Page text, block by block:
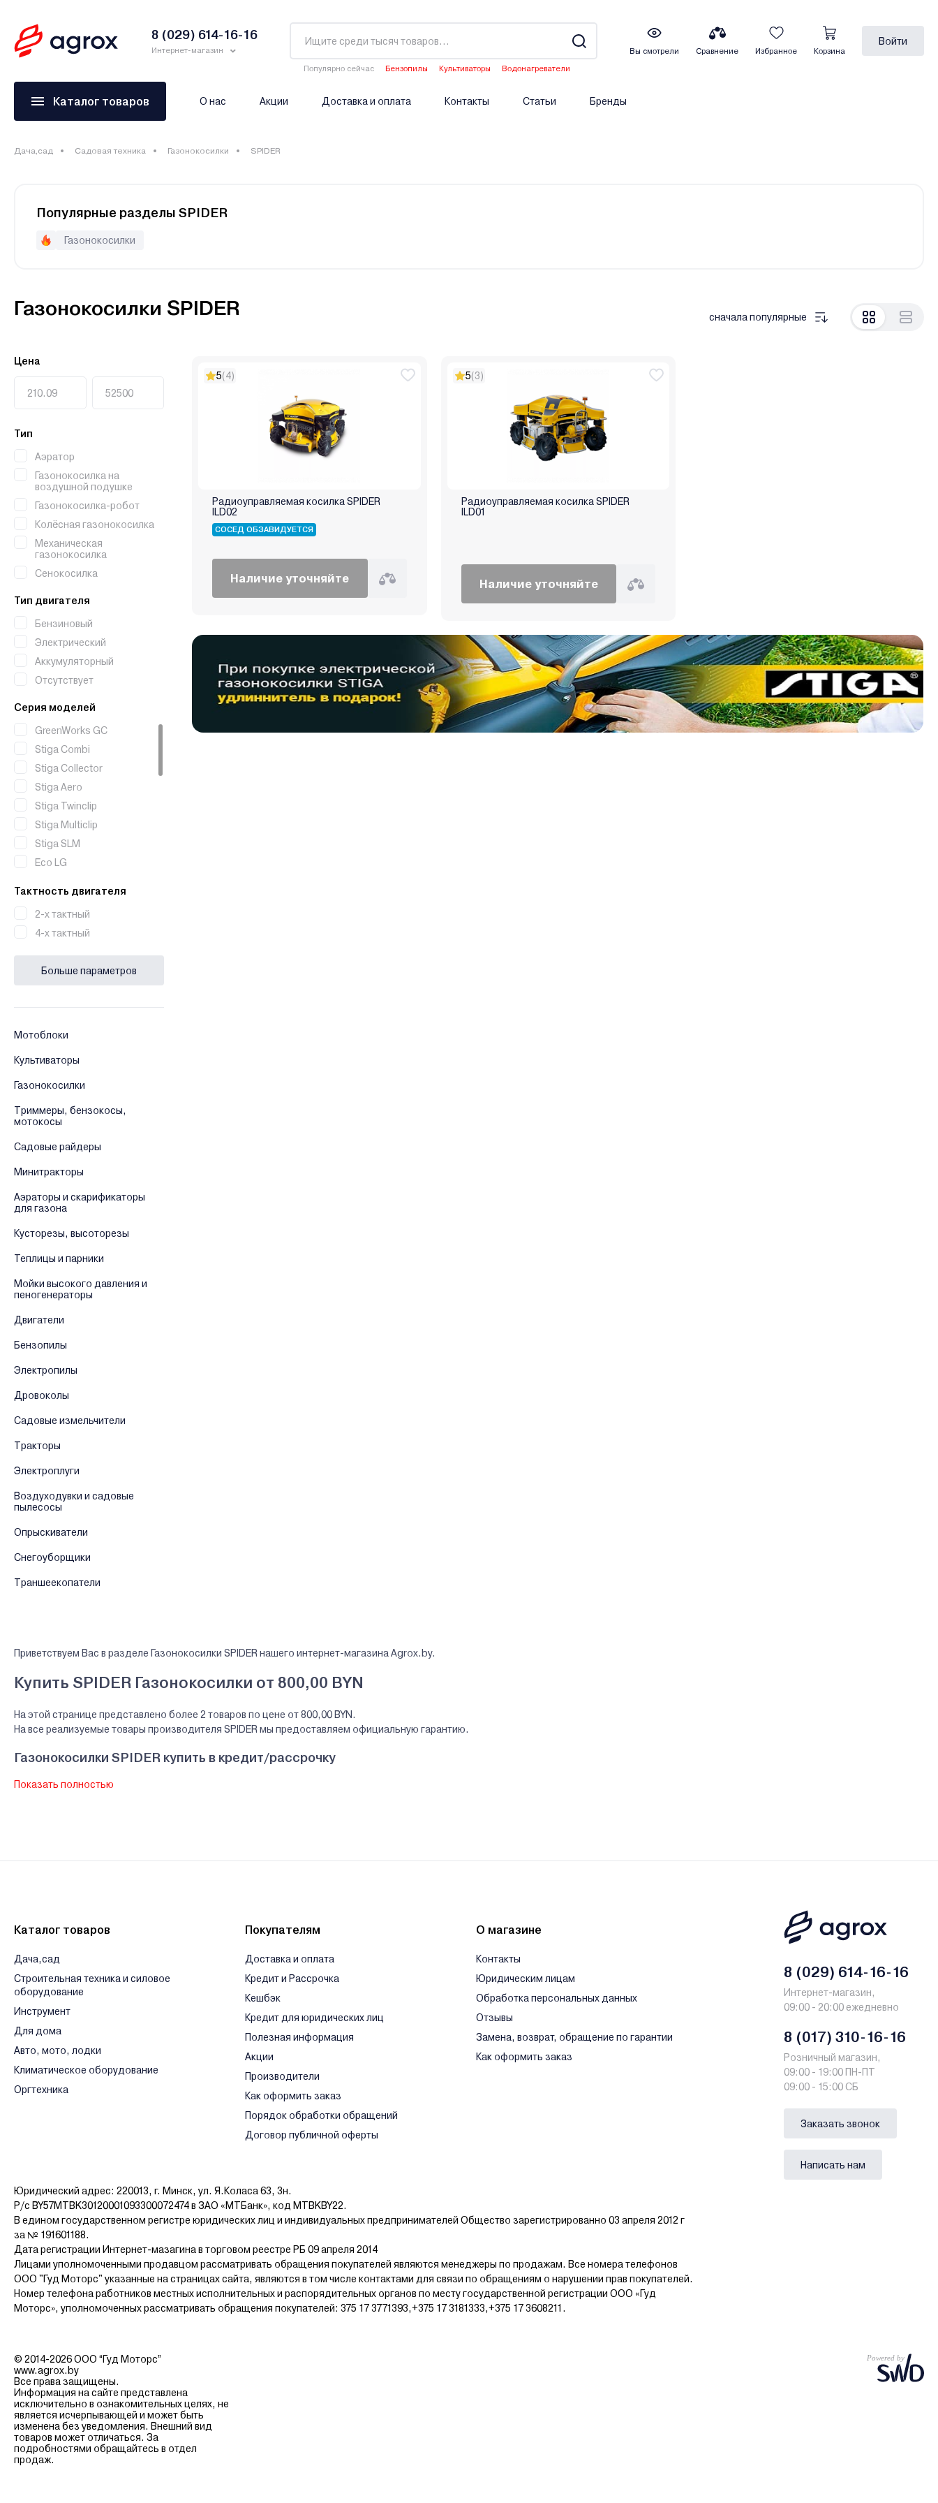
8 (029) 614-16-16
Интернет-магазин
Популярно сейчас Бензопилы Культиваторы
Водонагреватели
Вы смотрели Сравнение Избранное Корзина
Войти
Каталог товаров О нас Акции Доставка и оплата Контакты Статьи Бренды
Дача,сад Садовая техника Газонокосилки SPIDER
Популярные разделы SPIDER
Газонокосилки
Газонокосилки SPIDER сначала популярные
Цена
Тип
Аэратор
Газонокосилка на
воздушной подушке
Газонокосилка-робот
Колёсная газонокосилка
Механическая
газонокосилка
Сенокосилка
Тип двигателя
Бензиновый
Электрический
Аккумуляторный
Отсутствует
Серия моделей
GreenWorks GC
Stiga Combi
Stiga Collector
Stiga Aero
Stiga Twinclip
Stiga Multiclip
Stiga SLM
Eco LG
GreenWorks GD
Husqvarna Automower
Husqvarna LB
Husqvarna LC
Bosch AdvancedRotak
Makita DLM
Makita ELM
Makita PLM
Тактность двигателя
2-х тактный
4-х тактный
Больше параметров
Мотоблоки
Культиваторы
Газонокосилки
Триммеры, бензокосы,
мотокосы
Садовые райдеры
Минитракторы
Аэраторы и скарификаторы
для газона
Кусторезы, высоторезы
Теплицы и парники
Мойки высокого давления и
пеногенераторы
Двигатели
Бензопилы
Электропилы
Дровоколы
Садовые измельчители
Тракторы
Электроплуги
Воздуходувки и садовые
пылесосы
Опрыскиватели
Снегоуборщики
Траншеекопатели
5(4)
Радиоуправляемая косилка SPIDER
ILD02
СОСЕД ОБЗАВИДУЕТСЯ
Наличие уточняйте
5(3)
Радиоуправляемая косилка SPIDER
ILD01
Наличие уточняйте
Приветствуем Вас в разделе Газонокосилки SPIDER нашего интернет-магазина Agrox.by.
Купить SPIDER Газонокосилки от 800,00 BYN
На этой странице представлено более 2 товаров по цене от 800,00 BYN.
На все реализуемые товары производителя SPIDER мы предоставляем официальную гарантию.
Газонокосилки SPIDER купить в кредит/рассрочку
В нашем интернет-магазине Вы можете приобристи товары SPIDER за наличный и безналичный расчет. А также в кредит, рассрочку и лизинг - у нас только самые выгодные условия от
Производитель SPIDER - "SPIDER "Чехия Dvořák - svahové sekačkys.r.o.
Показать полностью
Каталог товаров
Дача,сад
Строительная техника и силовое
оборудование
Инструмент
Для дома
Авто, мото, лодки
Климатическое оборудование
Оргтехника
Покупателям
Доставка и оплата
Кредит и Рассрочка
Кешбэк
Кредит для юридических лиц
Полезная информация
Акции
Производители
Как оформить заказ
Порядок обработки обращений
Договор публичной оферты
О магазине
Контакты
Юридическим лицам
Обработка персональных данных
Отзывы
Замена, возврат, обращение по гарантии
Как оформить заказ
Юридический адрес: 220013, г. Минск, ул. Я.Коласа 63, 3н.
Р/с BY57MTBK30120001093300072474 в ЗАО «МТБанк», код MTBKBY22.
В едином государственном регистре юридических лиц и индивидуальных предпринимателей Общество зарегистрированно 03 апреля 2012 г
за № 191601188.
Дата регистрации Интернет-мазагина в торговом реестре РБ 09 апреля 2014
Лицами уполномоченными продавцом рассматривать обращения покупателей являются менеджеры по продажам. Все номера телефонов
ООО "Гуд Моторс" указанные на страницах сайта, являются в том числе контактами для связи по обращениям о нарушении прав покупателей.
Номер телефона работников местных исполнительных и распорядительных органов по месту государственной регистрации ООО «Гуд
Моторс», уполномоченных рассматривать обращения покупателей: 375 17 3771393,+375 17 3181333,+375 17 3608211.
8 (029) 614-16-16
Интернет-магазин,
09:00 - 20:00 ежедневно
8 (017) 310-16-16
Розничный магазин,
09:00 - 19:00 ПН-ПТ
09:00 - 15:00 СБ
Заказать звонок
Написать нам
© 2014-2026 ООО “Гуд Моторс”
www.agrox.by
Все права защищены.
Информация на сайте представлена
исключительно в ознакомительных целях, не
является исчерпывающей и может быть
изменена без уведомления. Внешний вид
товаров может отличаться. За
подробностями обращайтесь в отдел
продаж.